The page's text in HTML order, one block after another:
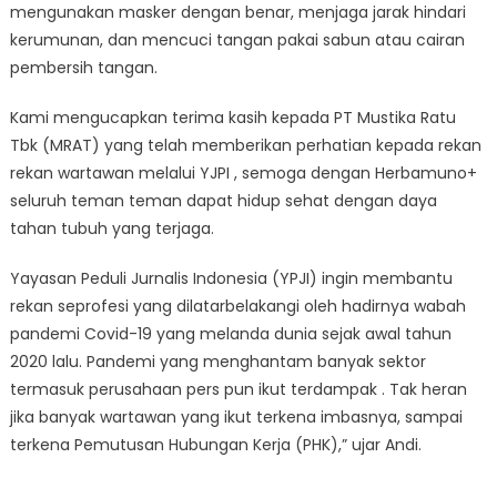
mengunakan masker dengan benar, menjaga jarak hindari
kerumunan, dan mencuci tangan pakai sabun atau cairan
pembersih tangan.
Kami mengucapkan terima kasih kepada PT Mustika Ratu
Tbk (MRAT) yang telah memberikan perhatian kepada rekan
rekan wartawan melalui YJPI , semoga dengan Herbamuno+
seluruh teman teman dapat hidup sehat dengan daya
tahan tubuh yang terjaga.
Yayasan Peduli Jurnalis Indonesia (YPJI) ingin membantu
rekan seprofesi yang dilatarbelakangi oleh hadirnya wabah
pandemi Covid-19 yang melanda dunia sejak awal tahun
2020 lalu. Pandemi yang menghantam banyak sektor
termasuk perusahaan pers pun ikut terdampak . Tak heran
jika banyak wartawan yang ikut terkena imbasnya, sampai
terkena Pemutusan Hubungan Kerja (PHK),” ujar Andi.